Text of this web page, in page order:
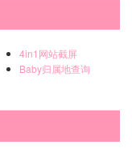
4in1网站截屏
Baby归属地查询